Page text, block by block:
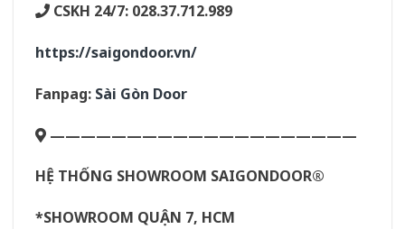
CSKH 24/7: 028.37.712.989
https://saigondoor.vn/
Fanpag: Sài Gòn Door
————————————————————
HỆ THỐNG SHOWROOM SAIGONDOOR®
*SHOWROOM QUẬN 7, HCM